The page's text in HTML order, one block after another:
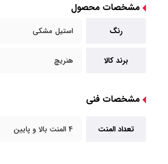
مشخصات محصول
رنگ استیل مشکی
برند کالا هنریچ
مشخصات فنی
تعداد المنت 4 المنت بالا و پایین